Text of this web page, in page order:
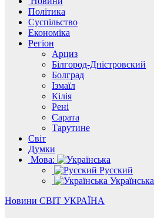
Політика
Суспільство
Економіка
Регіон
Арциз
Білгород-Дністровский
Болград
Ізмаїл
Кілія
Рені
Сарата
Тарутине
Світ
Думки
Мова:
Русский
Українська
Новини СВІТ УКРАЇНА